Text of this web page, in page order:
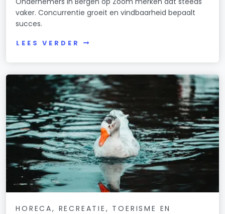
vaker. Concurrentie groeit en vindbaarheid bepaalt
succes.
LEES VERDER
HORECA, RECREATIE, TOERISME EN